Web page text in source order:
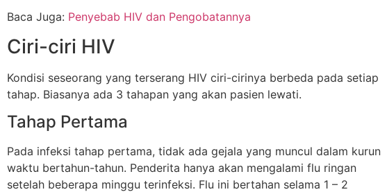
Baca Juga: Penyebab HIV dan Pengobatannya
Ciri-ciri HIV
Kondisi seseorang yang terserang HIV ciri-cirinya berbeda pada setiap
tahap. Biasanya ada 3 tahapan yang akan pasien lewati.
Tahap Pertama
Pada infeksi tahap pertama, tidak ada gejala yang muncul dalam kurun
waktu bertahun-tahun. Penderita hanya akan mengalami flu ringan
setelah beberapa minggu terinfeksi. Flu ini bertahan selama 1 – 2